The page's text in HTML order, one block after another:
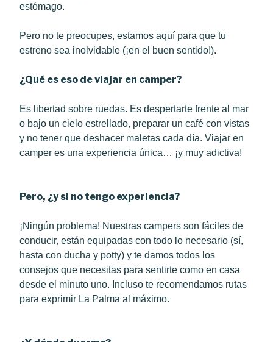
estómago.
Pero no te preocupes, estamos aquí para que tu
estreno sea inolvidable (¡en el buen sentido!).
¿Qué es eso de viajar en camper?
Es libertad sobre ruedas. Es despertarte frente al mar
o bajo un cielo estrellado, preparar un café con vistas
y no tener que deshacer maletas cada día. Viajar en
camper es una experiencia única… ¡y muy adictiva!
Pero, ¿y si no tengo experiencia?
¡Ningún problema! Nuestras campers son fáciles de
conducir, están equipadas con todo lo necesario (sí,
hasta con ducha y potty) y te damos todos los
consejos que necesitas para sentirte como en casa
desde el minuto uno. Incluso te recomendamos rutas
para exprimir La Palma al máximo.